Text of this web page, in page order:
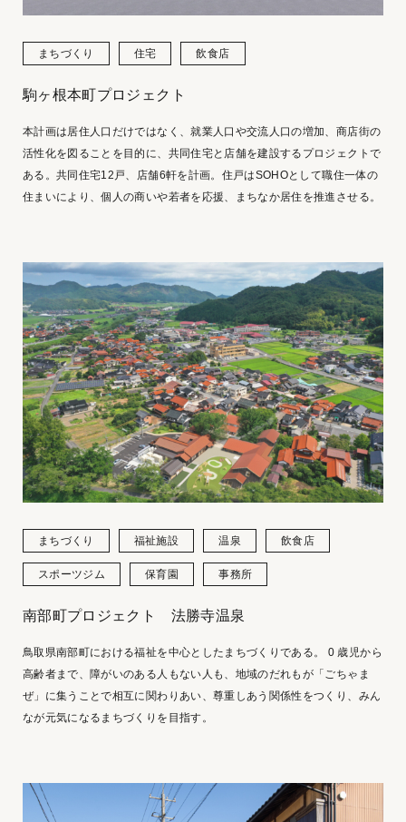
まちづくり 住宅 飲食店
駒ヶ根本町プロジェクト
本計画は居住⼈⼝だけではなく、就業⼈⼝や交流⼈⼝の増加、商店街の
活性化を図ることを目的に、共同住宅と店舗を建設するプロジェクトで
ある。共同住宅12戸、店舗6軒を計画。住戸はSOHOとして職住⼀体の
住まいにより、個人の商いや若者を応援、まちなか居住を推進させる。
まちづくり 福祉施設 温泉 飲食店
スポーツジム 保育園 事務所
南部町プロジェクト 法勝寺温泉
鳥取県南部町における福祉を中心としたまちづくりである。 0 歳児から
高齢者まで、障がいのある人もない人も、地域のだれもが「ごちゃま
ぜ」に集うことで相互に関わりあい、尊重しあう関係性をつくり、みん
なが元気になるまちづくりを目指す。